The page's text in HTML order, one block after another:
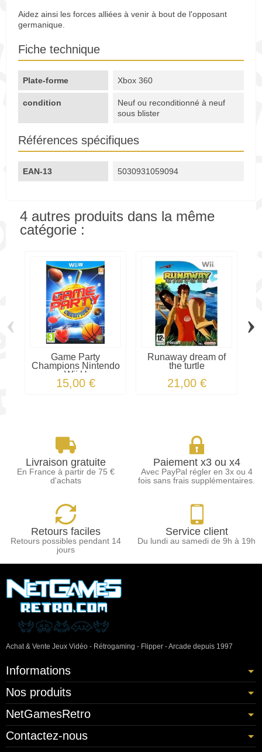
Aidez ainsi les forces alliées à venir à bout de l'opposant
germanique.
Fiche technique
Plate-forme Xbox 360
condition
Neuf ou reconditionné à neuf
sous blister
Références spécifiques
EAN-13 5030931059094
4 autres produits dans la même
catégorie :
Game Party
Champions Nintendo
Wii U
15,00 €
Runaway dream of
the turtle
21,00 €
‹ ›
Livraison gratuite
En France à partir de 75 €
d'achats
Paiement x3 ou x4
Avec PayPal régler en 3x ou 4
fois sans frais supplémentaires.
Retours faciles
Retours possibles pendant 14
jours
Service client
Du lundi au samedi de 9h à 19h
Achat & Vente Jeux Vidéo - Rétrogaming - Flipper - Arcade depuis 1997
Informations
Nos produits
NetGamesRetro
Contactez-nous